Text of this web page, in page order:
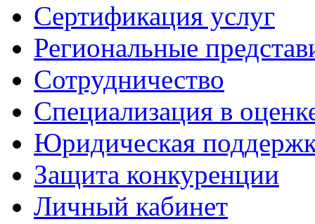
Сертификация услуг
Региональные
Сотрудничество
Специализация в
Юридическая
Защита конкуренции
Личный кабинет